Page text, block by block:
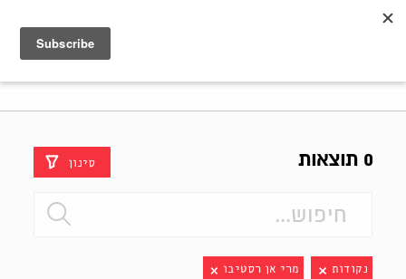
0 תוצאות סינון
נקודות מרי אן רסטיבו